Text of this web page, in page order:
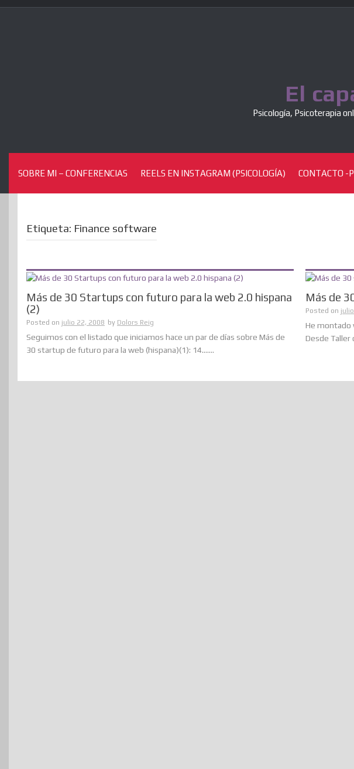
Skip
El
Psicología, Psicoterapia
SOBRE MI – CONFERENCIAS REELS EN INSTAGRAM (PSICOLOGÍA) CONTACTO -
Etiqueta: Finance software
Más de 30 Startups con futuro para la web 2.0 hispana
(2)
Posted on julio 22, 2008 by Dolors Reig
Seguimos con el listado que iniciamos hace un par de días sobre Más de
30 startup de futuro para la web (hispana)(1): 14.......
Más de
Posted on
He montado
Desde Taller